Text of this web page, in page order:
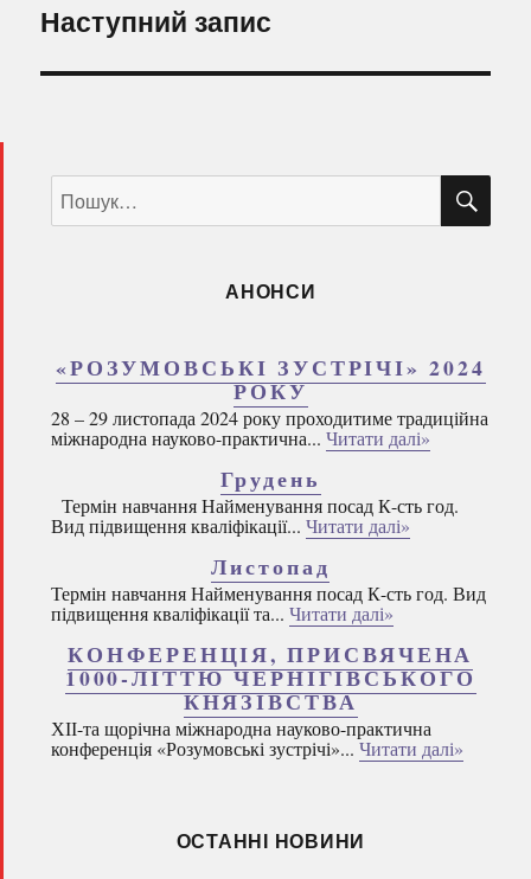
Наступний
запис:
Наступний запис
за
запитом:
АНОНСИ
«РОЗУМОВСЬКІ ЗУСТРІЧІ» 2024
РОКУ
28 – 29 листопада 2024 року проходитиме традиційна
міжнародна науково-практична... Читати далі»
Грудень
Термін навчання Найменування посад К-сть год.
Вид підвищення кваліфікації... Читати далі»
Листопад
Термін навчання Найменування посад К-сть год. Вид
підвищення кваліфікації та... Читати далі»
КОНФЕРЕНЦІЯ, ПРИСВЯЧЕНА
1000-ЛІТТЮ ЧЕРНІГІВСЬКОГО
КНЯЗІВСТВА
ХІІ-та щорічна міжнародна науково-практична
конференція «Розумовські зустрічі»... Читати далі»
ОСТАННІ НОВИНИ